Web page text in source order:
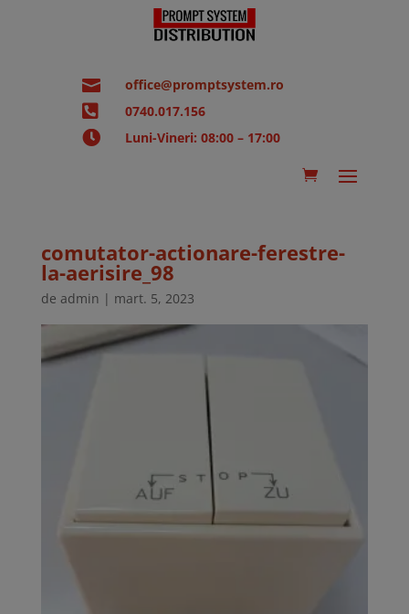
 office@promptsystem.ro
 0740.017.156
 Luni-Vineri: 08:00 – 17:00
comutator-actionare-ferestre-
la-aerisire_98
de admin | mart. 5, 2023